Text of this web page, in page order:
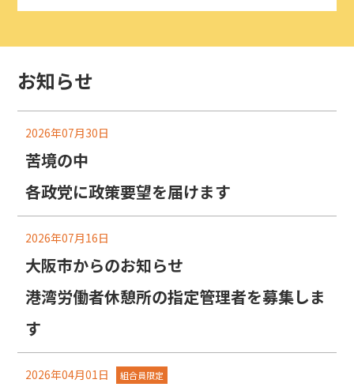
お知らせ
2026年07月30日
苦境の中
各政党に政策要望を届けます
2026年07月16日
大阪市からのお知らせ
港湾労働者休憩所の指定管理者を募集しま
す
2026年04月01日 組合員限定